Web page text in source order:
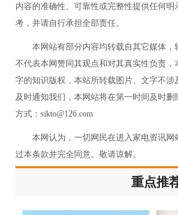
内容的准确性、可靠性或完整性提供任何
考，并请自行承担全部责任。
本网站有部分内容均转载自其它媒体
不代表本网赞同其观点和对其真实性负责
字的知识版权，本站所转载图片、文字不
及时通知我们，本网站将在第一时间及时
方式：sikto@126.com
本网认为，一切网民在进入家电资讯
过本条款并完全同意。敬请谅解。
重点推